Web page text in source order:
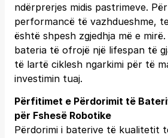
ndërprerjes midis pastrimeve.
performancë të vazhdueshme,
është shpesh zgjedhja më e
bateria të ofrojë një lifespan të
të lartë ciklesh ngarkimi për të
investimin tuaj.
Përfitimet e Përdorimit të
për Fshesë Robotike
Përdorimi i baterive të kualitetit